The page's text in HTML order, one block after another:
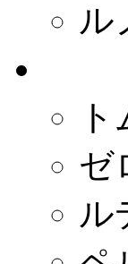
ル
ゼ
ル